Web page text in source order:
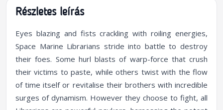
Részletes leírás
Eyes blazing and fists crackling with roiling energies,
Space Marine Librarians stride into battle to destroy
their foes. Some hurl blasts of warp-force that crush
their victims to paste, while others twist with the flow
of time itself or revitalise their brothers with incredible
surges of dynamism. However they choose to fight, all